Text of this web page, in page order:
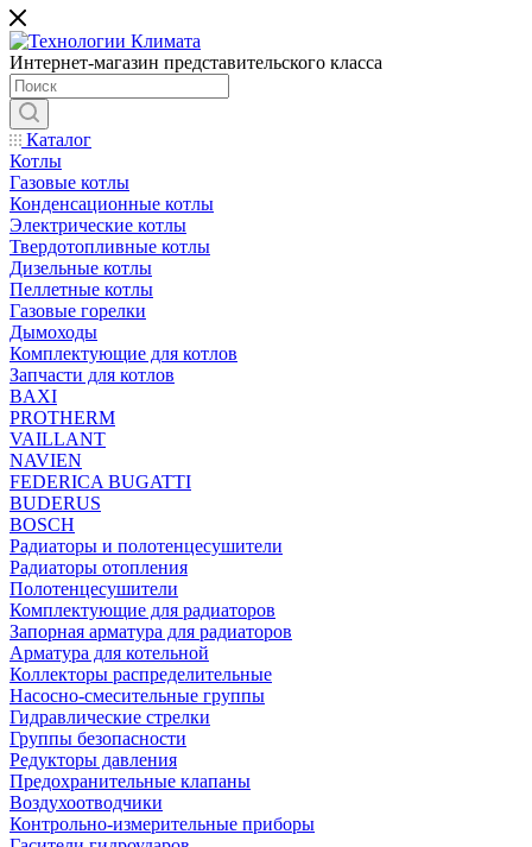
Интернет-магазин представительского класса
Каталог
Котлы
Газовые котлы
Конденсационные котлы
Электрические котлы
Твердотопливные котлы
Дизельные котлы
Пеллетные котлы
Газовые горелки
Дымоходы
Комплектующие для котлов
Запчасти для котлов
BAXI
PROTHERM
VAILLANT
NAVIEN
FEDERICA BUGATTI
BUDERUS
BOSCH
Радиаторы и полотенцесушители
Радиаторы отопления
Полотенцесушители
Комплектующие для радиаторов
Запорная арматура для радиаторов
Арматура для котельной
Коллекторы распределительные
Насосно-смесительные группы
Гидравлические стрелки
Группы безопасности
Редукторы давления
Предохранительные клапаны
Воздухоотводчики
Контрольно-измерительные приборы